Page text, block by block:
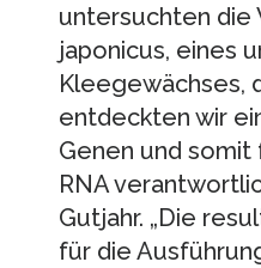
untersuchten die
japonicus, eines
Kleegewächses,
entdeckten wir
Genen und
RNA
Gutjahr. „Die
für die